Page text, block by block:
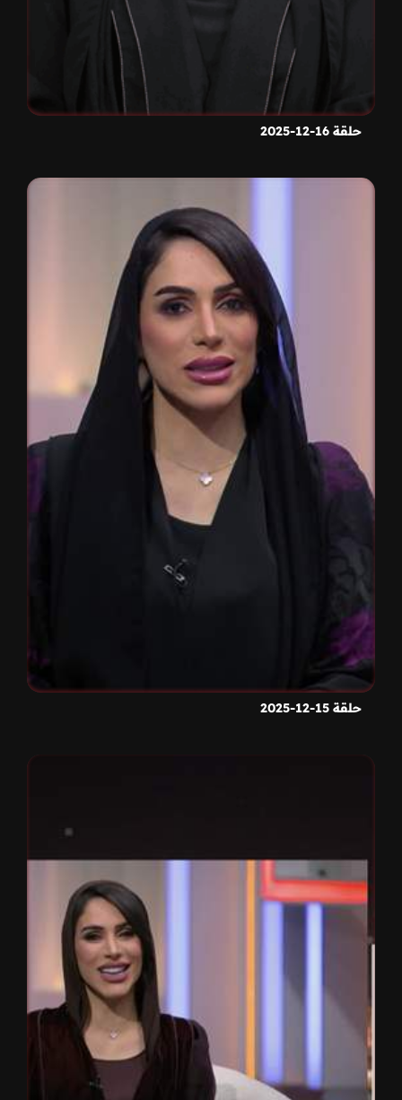
حلقة 16-12-2025
حلقة 15-12-2025